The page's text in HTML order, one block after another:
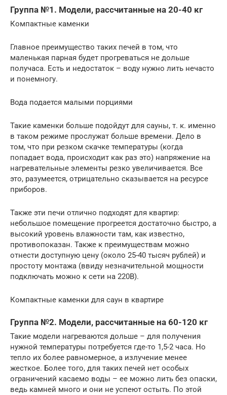
Группа №1. Модели, рассчитанные на 20-40 кг
Компактные каменки
Главное преимущество таких печей в том, что
маленькая парная будет прогреваться не дольше
получаса. Есть и недостаток – воду нужно лить нечасто
и понемногу.
Вода подается малыми порциями
Такие каменки больше подойдут для сауны, т. к. именно
в таком режиме прослужат больше времени. Дело в
том, что при резком скачке температуры (когда
попадает вода, происходит как раз это) напряжение на
нагревательные элементы резко увеличивается. Все
это, разумеется, отрицательно сказывается на ресурсе
приборов.
Также эти печи отлично подходят для квартир:
небольшое помещение прогреется достаточно быстро, а
высокий уровень влажности там, как известно,
противопоказан. Также к преимуществам можно
отнести доступную цену (около 25-40 тысяч рублей) и
простоту монтажа (ввиду незначительной мощности
подключать можно к сети на 220В).
Компактные каменки для саун в квартире
Группа №2. Модели, рассчитанные на 60-120 кг
Такие модели нагреваются дольше – для получения
нужной температуры потребуется где-то 1,5-2 часа. Но
тепло их более равномерное, а излучение менее
жесткое. Более того, для таких печей нет особых
ограничений касаемо воды – ее можно лить без опаски,
ведь камней много и они не успеют остыть. По этой